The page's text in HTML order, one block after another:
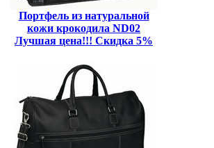
Портфель из натуральной
кожи крокодила ND02
Лучшая цена!!! Скидка 5%